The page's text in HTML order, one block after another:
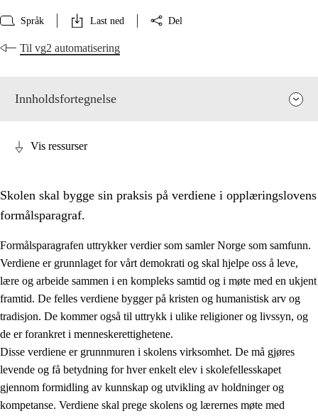
Språk Last ned Del
Til vg2 automatisering
Innholdsfortegnelse
1. Opplæringens verdigrunnlag
1.1 Menneskeverdet
1.2 Identitet og kulturelt mangfold
1.3 Kritisk tenkning og etisk bevissthet
1.4 Skaperglede, engasjement og utforskertrang
Vis ressurser
Skolen skal bygge sin praksis på verdiene i opplæringslovens
formålsparagraf.
Formålsparagrafen uttrykker verdier som samler Norge som samfunn.
Verdiene er grunnlaget for vårt demokrati og skal hjelpe oss å leve,
lære og arbeide sammen i en kompleks samtid og i møte med en ukjent
framtid. De felles verdiene bygger på kristen og humanistisk arv og
tradisjon. De kommer også til uttrykk i ulike religioner og livssyn, og
de er forankret i menneskerettighetene.
Disse verdiene er grunnmuren i skolens virksomhet. De må gjøres
levende og få betydning for hver enkelt elev i skolefellesskapet
gjennom formidling av kunnskap og utvikling av holdninger og
kompetanse. Verdiene skal prege skolens og lærernes møte med